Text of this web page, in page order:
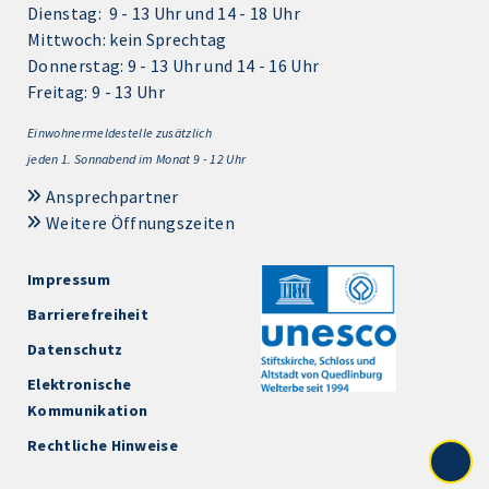
Dienstag: 9 - 13 Uhr und 14 - 18 Uhr
Mittwoch: kein Sprechtag
Donnerstag: 9 - 13 Uhr und 14 - 16 Uhr
Freitag: 9 - 13 Uhr
Einwohnermeldestelle zusätzlich
jeden 1. Sonnabend im Monat 9 - 12 Uhr
Ansprechpartner
Weitere Öffnungszeiten
Impressum
Barrierefreiheit
Datenschutz
Elektronische
Kommunikation
Rechtliche Hinweise